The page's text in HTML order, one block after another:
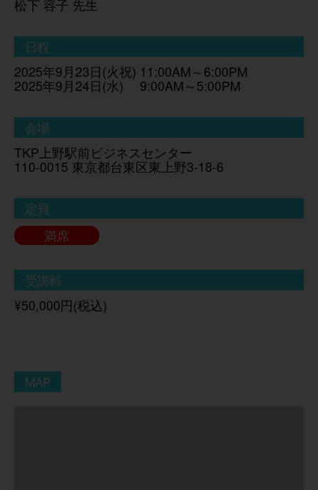
松下 容子 先生
日程
2025年9月23日(火祝) 11:00AM～6:00PM
2025年9月24日(水) 9:00AM～5:00PM
会場
TKP上野駅前ビジネスセンター
110-0015 東京都台東区東上野3-18-6
定員
満席
受講料
¥50,000円(税込)
MAP